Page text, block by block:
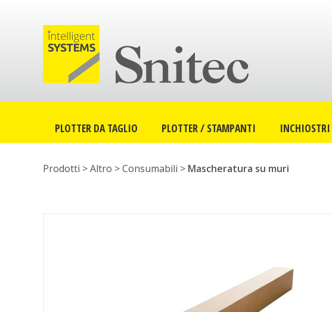
PLOTTER DA TAGLIO PLOTTER / STAMPANTI INCHIOSTRI
Prodotti >Altro >Consumabili > Mascheratura su muri